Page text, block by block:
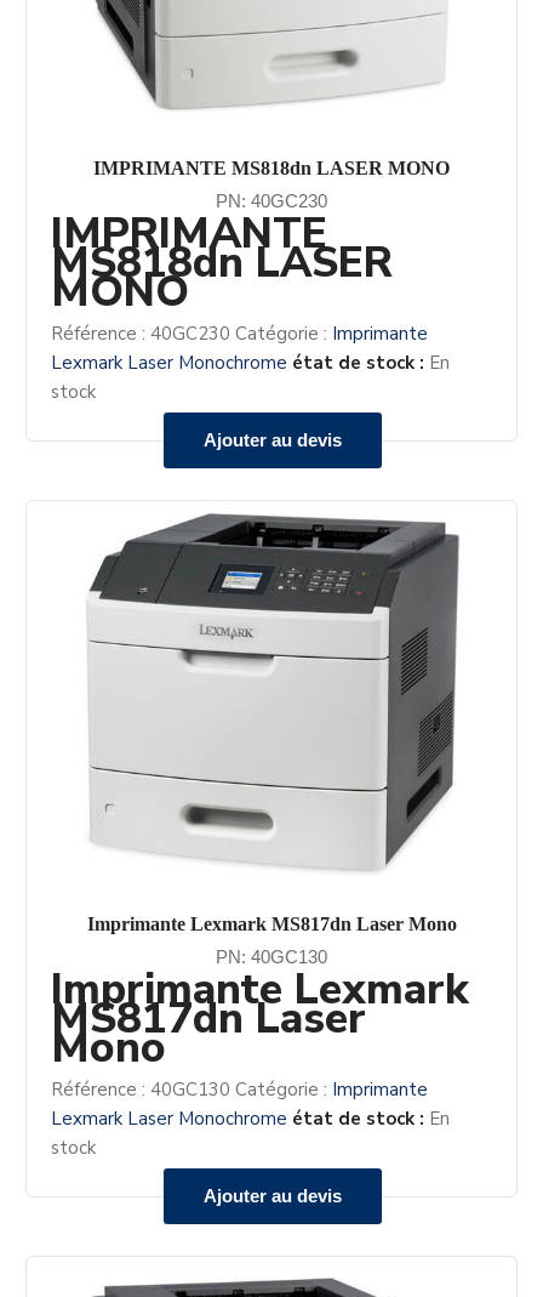
IMPRIMANTE MS818dn LASER MONO
PN: 40GC230
Ajouter au devis
IMPRIMANTE
MS818dn LASER
MONO
Référence :40GC230 Catégorie : Imprimante
Lexmark Laser Monochrome état de stock : En
stock
Imprimante Lexmark MS817dn Laser Mono
PN: 40GC130
Ajouter au devis
Imprimante Lexmark
MS817dn Laser
Mono
Référence :40GC130 Catégorie : Imprimante
Lexmark Laser Monochrome état de stock : En
stock